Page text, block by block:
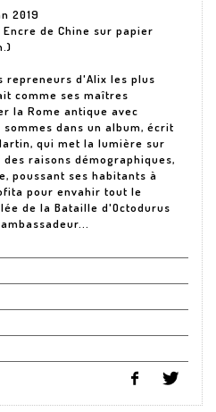
2019
de Chine sur papier
repreneurs d'Alix les plus
comme ses maîtres
la Rome antique avec
dans un album, écrit
qui met la lumière sur
raisons démographiques,
poussant ses habitants à
pour envahir tout le
de la Bataille d'Octodurus